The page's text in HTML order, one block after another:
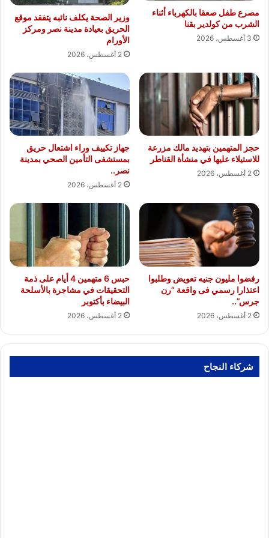
مصرع طفل صعقا بالكهرباء أثناء
الشرب من كولدير بقنا
3 أغسطس، 2026
وزير الصحة يكلف نائبه يتفقد موقع
الحريق بعيادة مدينة نصر ومركز
الأورام
2 أغسطس، 2026
حجز المتهمين بتهديد مالك مزرعة
للاستيلاء عليها في منشأة القناطر
2 أغسطس، 2026
جهاز تكييف وراء اشتعال حريق
بمستشفى التأمين الصحي بمدينة
نصر..
2 أغسطس، 2026
رفضوا مليون جنيه تعويض وطلبوا
اعتذارا رسمي فى واقعة “رن
جرس”..
2 أغسطس، 2026
حبس 6 متهمين 4 أيام على ذمة
التحقيقات في مشاجرة بالأسلحة
البيضاء بأكتوبر
2 أغسطس، 2026
شركاء النجاح